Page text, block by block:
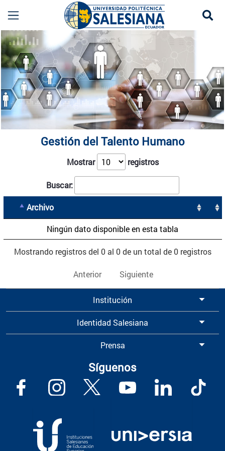
Gestión del Talento Humano | Convocatorias
more
Gestión del Talento Humano
Mostrar registros
Buscar:
Archivo
Ningún dato disponible en esta tabla
Mostrando registros del 0 al 0 de un total de 0 registros
Anterior Siguiente
Institución
Identidad Salesiana
Prensa
Síguenos